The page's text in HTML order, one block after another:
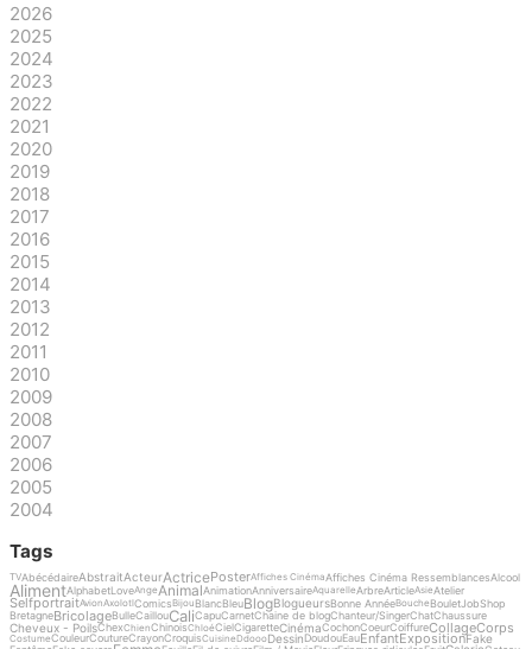
2026
2025
2024
2023
2022
2021
2020
2019
2018
2017
2016
2015
2014
2013
2012
2011
2010
2009
2008
2007
2006
2005
2004
Tags
TVAbécédaireAbstraitActeurActricePosterAffiches CinémaAffiches Cinéma RessemblancesAlcool
AlimentAlphabetLoveAnge AnimalAnimationAnniversaireAquarelleArbreArticleAsieAtelier
SelfportraitAvionAxolotlComicsBijou BlancBleuBlogBlogueursBonne AnnéeBouche BouletJobShop
BretagneBricolageBulleCaillouCaliCapuCarnetChaine de blogChanteur/SingerChatChaussure
Cheveux - PoilsChexChienChinoisChloéCielCigaretteCinémaCochonCoeurCoiffureCollageCorps
CostumeCouleurCoutureCrayonCroquisCuisineDdoooDessinDoudouEauEnfantExpositionFake